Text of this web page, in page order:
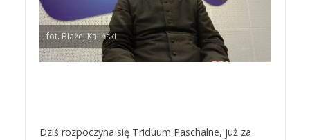
fot. Błażej Kaliński
Dziś rozpoczyna się Triduum Paschalne, już za